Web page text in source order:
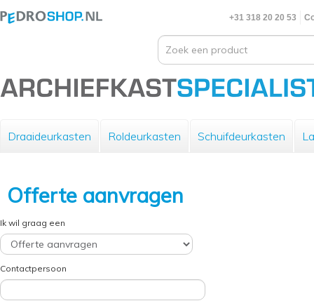
+31 318 20 20 53
Draaideurkasten Roldeurkasten Schuifdeurkasten
Offerte aanvragen
Ik wil graag een
Contactpersoon